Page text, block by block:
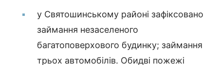
у Святошинському районі зафіксовано
займання незаселеного
багатоповерхового будинку; займання
трьох автомобілів. Обидві пожежі